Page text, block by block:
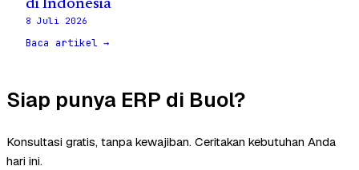
di Indonesia
8 Juli 2026
Baca artikel →
Siap punya ERP di Buol?
Konsultasi gratis, tanpa kewajiban. Ceritakan kebutuhan Anda
hari ini.